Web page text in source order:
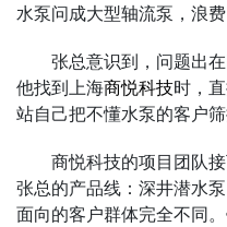
水泵问成大型轴流泵，浪费
张总意识到，问题出在
他找到上海商悦科技时，
站自己把不懂水泵的客户
商悦科技的项目团队
张总的产品线：深井潜水
面向的客户群体完全不同